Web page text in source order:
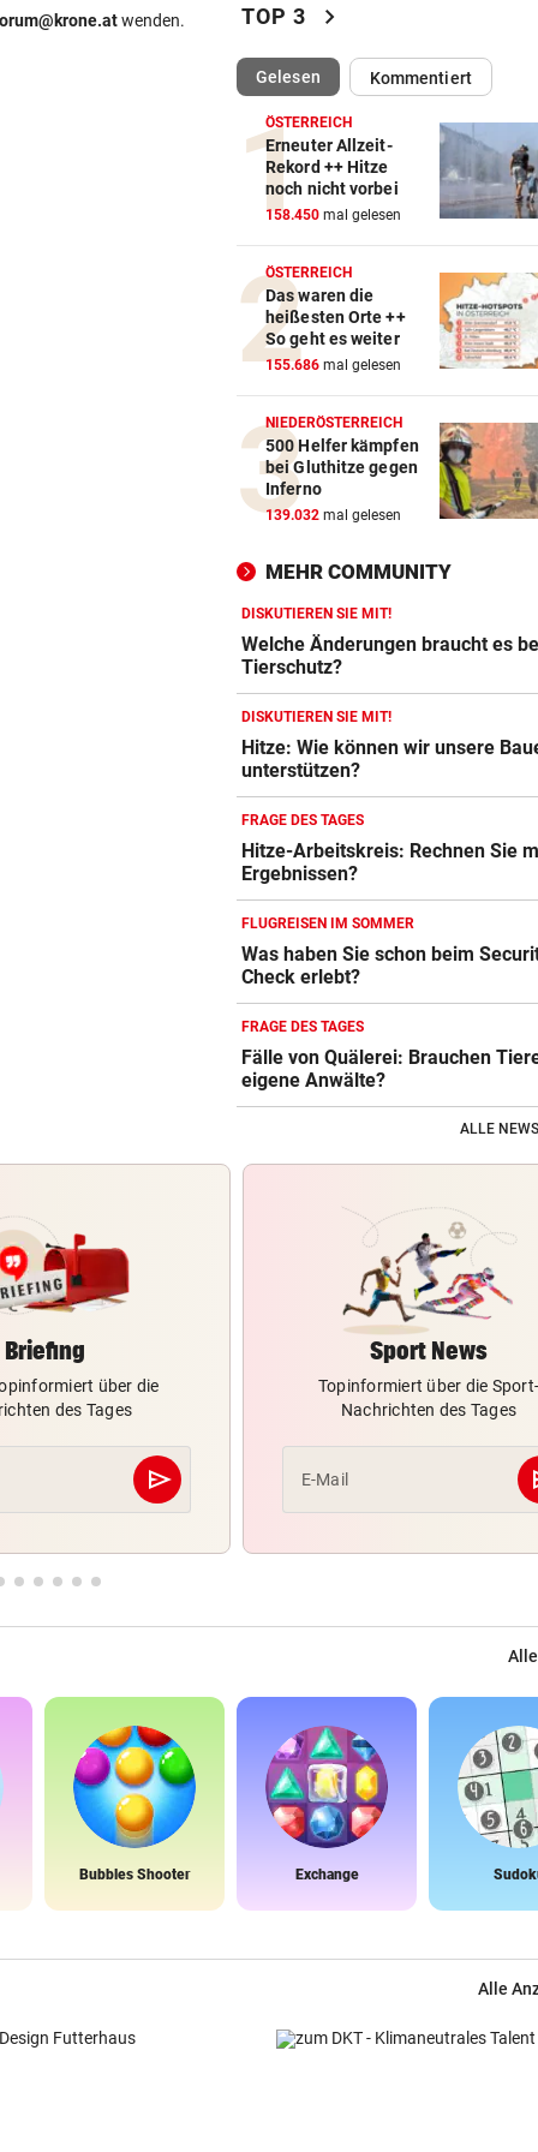
wenden. EISHOCKEY-TRANSFER
Abwehr-Puzzle
567 MILLIONEN DOLLAR vor
Kinderschutz ungenügend:
für Meta-Konzern
Post-Halbjahresgewinn um
Drittel eingebrochen
TOP 3 chevron_right
Gelesen(ausgewählt)Kommentiert
ÖSTERREICH
Erneuter Allzeit-
Rekord ++ Hitze
noch nicht vorbei
158.450 mal gelesen
ÖSTERREICH
Das waren die
heißesten Orte ++
So geht es weiter
155.686 mal gelesen
NIEDERÖSTERREICH
500 Helfer kämpfen
bei Gluthitze gegen
Inferno
139.032 mal gelesen
MEHR COMMUNITY
DISKUTIEREN SIE MIT!
Welche Änderungen braucht es
Tierschutz?
DISKUTIEREN SIE MIT!
Hitze: Wie können wir unsere
unterstützen?
FRAGE DES TAGES
Hitze-Arbeitskreis: Rechnen Sie
Ergebnissen?
FLUGREISEN IM SOMMER
Was haben Sie schon beim
Check erlebt?
FRAGE DES TAGES
Fälle von Quälerei: Brauchen
eigene Anwälte?
ALLE
Briefing
über die
des Tages
send
Abschicken
Sport News
Topinformiert über die Sport-
Nachrichten des Tages
E-Mail
Bubbles Shooter Exchange
Alle